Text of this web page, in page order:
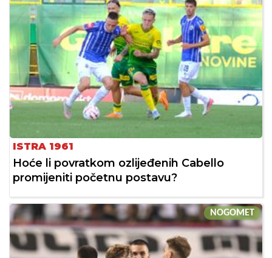
ISTRA 1961
Hoće li povratkom ozlijeđenih Cabello
promijeniti početnu postavu?
NOGOMET